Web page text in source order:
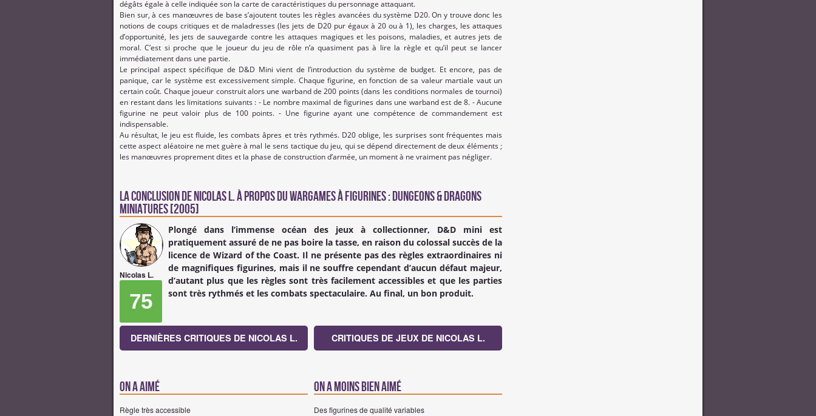
dégâts égale à celle indiquée son la carte de caractéristiques du personnage attaquant.
Bien sur, à ces manœuvres de base s’ajoutent toutes les règles avancées du système D20. On y trouve donc les
notions de coups critiques et de maladresses (les jets de D20 pur égaux à 20 ou à 1), les charges, les attaques
d’opportunité, les jets de sauvegarde contre les attaques magiques et les poisons, maladies, et autres jets de
moral. C’est si proche que le joueur du jeu de rôle n’a quasiment pas à lire la règle et qu’il peut se lancer
immédiatement dans une partie.
Le principal aspect spécifique de D&D Mini vient de l’introduction du système de budget. Et encore, pas de
panique, car le système est excessivement simple. Chaque figurine, en fonction de sa valeur martiale vaut un
certain coût. Chaque joueur construit alors une warband de 200 points (dans les conditions normales de tournoi)
en restant dans les limitations suivants : - Le nombre maximal de figurines dans une warband est de 8. - Aucune
figurine ne peut valoir plus de 100 points. - Une figurine ayant une compétence de commandement est
indispensable.
Au résultat, le jeu est fluide, les combats âpres et très rythmés. D20 oblige, les surprises sont fréquentes mais
cette aspect aléatoire ne met guère à mal le sens tactique du jeu, qui se dépend directement de deux éléments ;
les manœuvres proprement dites et la phase de construction d’armée, un moment à ne vraiment pas négliger.
La conclusion deNicolas L.à propos du Wargames à Figurines : Dungeons & Dragons
Miniatures [2005]
Nicolas L.
75
Plongé dans l’immense océan des jeux à collectionner, D&D mini est
pratiquement assuré de ne pas boire la tasse, en raison du colossal succès de la
licence de Wizard of the Coast. Il ne présente pas des règles extraordinaires ni
de magnifiques figurines, mais il ne souffre cependant d’aucun défaut majeur,
d’autant plus que les règles sont très facilement accessibles et que les parties
sont très rythmés et les combats spectaculaire. Au final, un bon produit.
DERNIÈRES CRITIQUES DE NICOLAS L. CRITIQUES DE JEUX DE NICOLAS L.
On a aimé
Règle très accessible
On a moins bien aimé
Des figurines de qualité variables